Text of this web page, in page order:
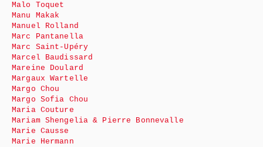
Malo Toquet
Manu Makak
Manuel Rolland
Marc Pantanella
Marc Saint-Upéry
Marcel Baudissard
Mareine Doulard
Margaux Wartelle
Margo Chou
Margo Sofia Chou
Maria Couture
Mariam Shengelia & Pierre Bonnevalle
Marie Causse
Marie Hermann